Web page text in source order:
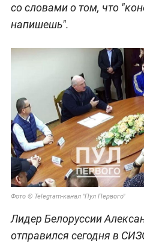
со словами о том, что
напишешь".
Фото © Telegram-канал "Пул Первого"
Лидер Белоруссии
отправился сегодня в